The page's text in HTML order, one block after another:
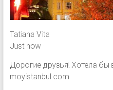
Tatiana Vita
Just now ·
Дорогие друзья! Хотела бы
moyistanbul.com